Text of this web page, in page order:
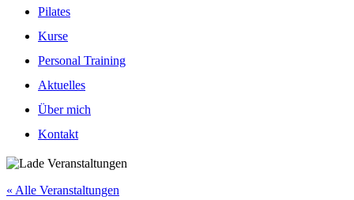
Pilates
Kurse
Personal Training
Aktuelles
Über mich
Kontakt
« Alle Veranstaltungen